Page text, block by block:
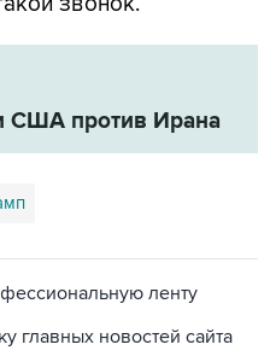
США против Ирана
ленту
главных новостей сайта